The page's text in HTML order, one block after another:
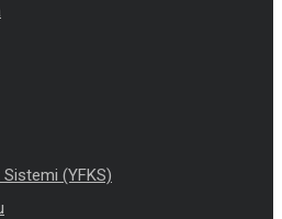
Sistemi (YFKS)